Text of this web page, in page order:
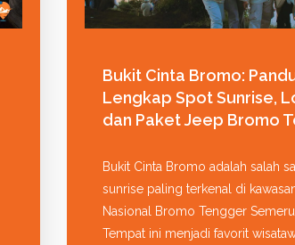
Bukit Cinta Bromo:
Lengkap Spot Sunrise,
dan Paket Jeep Bromo
Bukit Cinta Bromo adalah salah
sunrise paling terkenal di
Nasional Bromo Tengger Semeru
Tempat ini menjadi favorit